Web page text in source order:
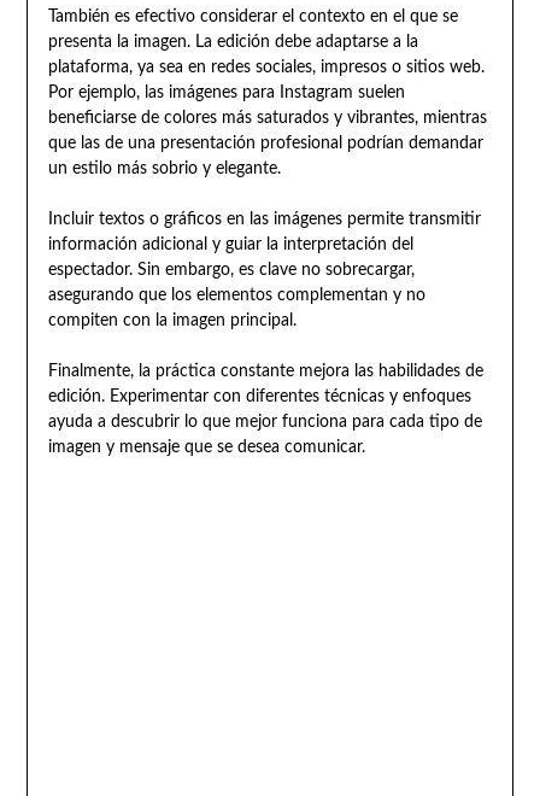
También es efectivo considerar el contexto en el que se
presenta la imagen. La edición debe adaptarse a la
plataforma, ya sea en redes sociales, impresos o sitios web.
Por ejemplo, las imágenes para Instagram suelen
beneficiarse de colores más saturados y vibrantes, mientras
que las de una presentación profesional podrían demandar
un estilo más sobrio y elegante.
Incluir textos o gráficos en las imágenes permite transmitir
información adicional y guiar la interpretación del
espectador. Sin embargo, es clave no sobrecargar,
asegurando que los elementos complementan y no
compiten con la imagen principal.
Finalmente, la práctica constante mejora las habilidades de
edición. Experimentar con diferentes técnicas y enfoques
ayuda a descubrir lo que mejor funciona para cada tipo de
imagen y mensaje que se desea comunicar.